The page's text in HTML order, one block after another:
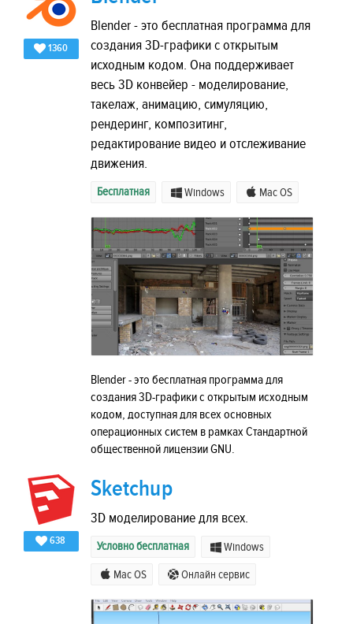
1360
Blender - это бесплатная программа для
создания 3D-графики с открытым
исходным кодом. Она поддерживает
весь 3D конвейер - моделирование,
такелаж, анимацию, симуляцию,
рендеринг, композитинг,
редактирование видео и отслеживание
движения.
Бесплатная Windows Mac OS
Blender - это бесплатная программа для
создания 3D-графики с открытым исходным
кодом, доступная для всех основных
операционных систем в рамках Стандартной
общественной лицензии GNU.
638
Sketchup
3D моделирование для всех.
Условно бесплатная Windows
Mac OS Онлайн сервис